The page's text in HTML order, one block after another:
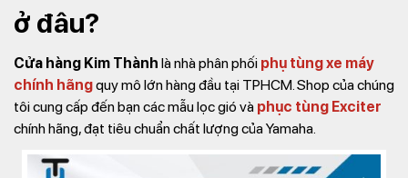
ở đâu?
Cửa hàng Kim Thành là nhà phân phối phụ tùng xe máy
chính hãngquy mô lớn hàng đầu tại TPHCM. Shop của chúng
tôi cung cấp đến bạn các mẫu lọc gió và phục tùng Exciter
chính hãng, đạt tiêu chuẩn chất lượng của Yamaha.